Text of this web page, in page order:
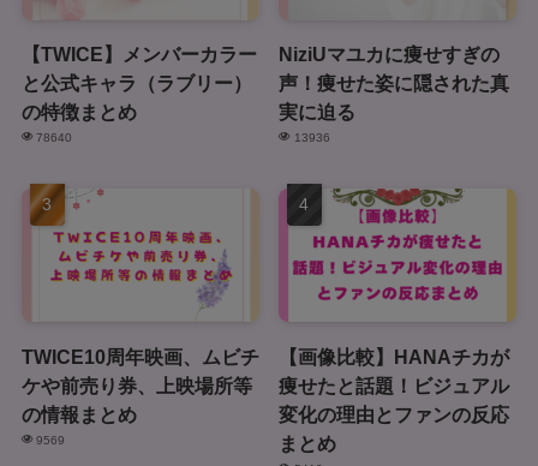
【TWICE】メンバーカラー
と公式キャラ（ラブリー）
の特徴まとめ
78640
NiziUマユカに痩せすぎの
声！痩せた姿に隠された真
実に迫る
13936
TWICE10周年映画、ムビチ
ケや前売り券、上映場所等
の情報まとめ
9569
【画像比較】HANAチカが
痩せたと話題！ビジュアル
変化の理由とファンの反応
まとめ